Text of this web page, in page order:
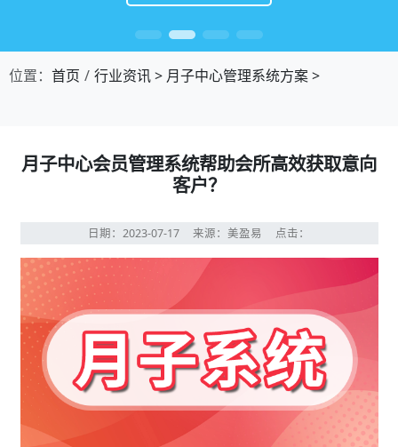
位置： 首页 行业资讯> 月子中心管理系统方案>
月子中心会员管理系统帮助会所高效获取意向
客户？
日期：2023-07-17 来源：美盈易 点击：